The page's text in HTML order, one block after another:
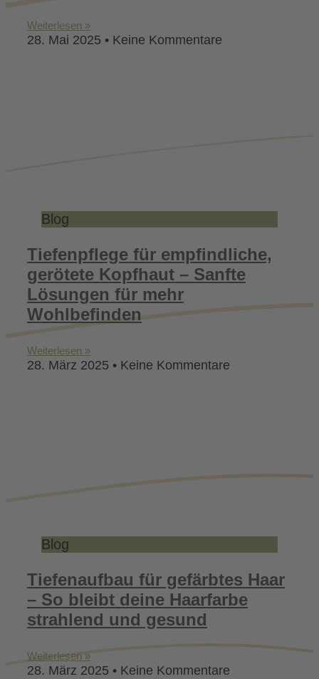
Weiterlesen »
28. Mai 2025 Keine Kommentare
Blog
Tiefenpflege für empfindliche,
gerötete Kopfhaut – Sanfte
Lösungen für mehr
Wohlbefinden
Weiterlesen »
28. März 2025 Keine Kommentare
Blog
Tiefenaufbau für gefärbtes Haar
– So bleibt deine Haarfarbe
strahlend und gesund
Weiterlesen »
28. März 2025 Keine Kommentare